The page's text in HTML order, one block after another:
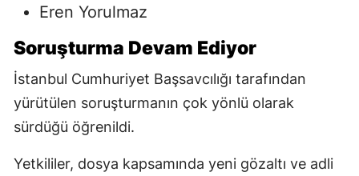
Eren Yorulmaz
Soruşturma Devam Ediyor
İstanbul Cumhuriyet Başsavcılığı tarafından
yürütülen soruşturmanın çok yönlü olarak
sürdüğü öğrenildi.
Yetkililer, dosya kapsamında yeni gözaltı ve adli